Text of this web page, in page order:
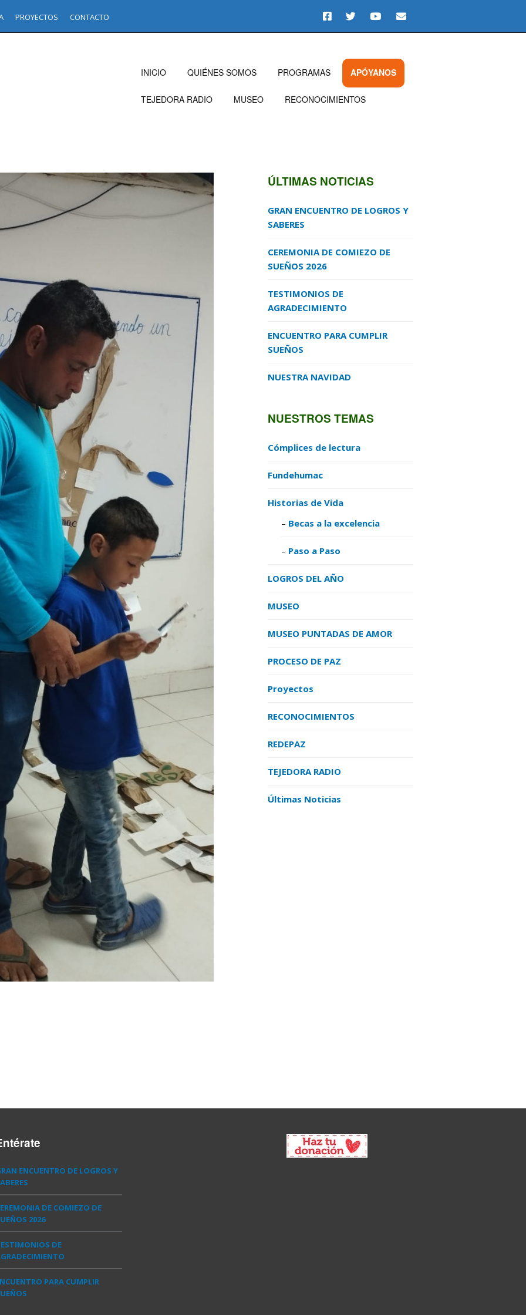
PROYECTOS CONTACTO
INICIO QUIÉNES SOMOS PROGRAMAS APÓYANOS
TEJEDORA RADIO MUSEO RECONOCIMIENTOS
ÚLTIMAS NOTICIAS
GRAN ENCUENTRO DE LOGROS Y
SABERES
CEREMONIA DE COMIEZO DE
SUEÑOS 2026
TESTIMONIOS DE
AGRADECIMIENTO
ENCUENTRO PARA CUMPLIR
SUEÑOS
NUESTRA NAVIDAD
NUESTROS TEMAS
Cómplices de lectura
Fundehumac
Historias de Vida
Becas a la excelencia
Paso a Paso
LOGROS DEL AÑO
MUSEO
MUSEO PUNTADAS DE AMOR
PROCESO DE PAZ
Proyectos
RECONOCIMIENTOS
REDEPAZ
TEJEDORA RADIO
Últimas Noticias
ENCUENTRO DE LOGROS Y
DE COMIEZO DE
2026
DE
PARA CUMPLIR